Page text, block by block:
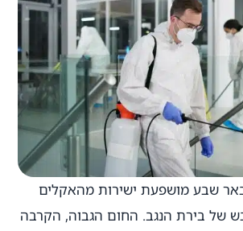
שבע מושפעת ישירות מהאקלים
של בירת הנגב. החום הגבוה, הקרבה